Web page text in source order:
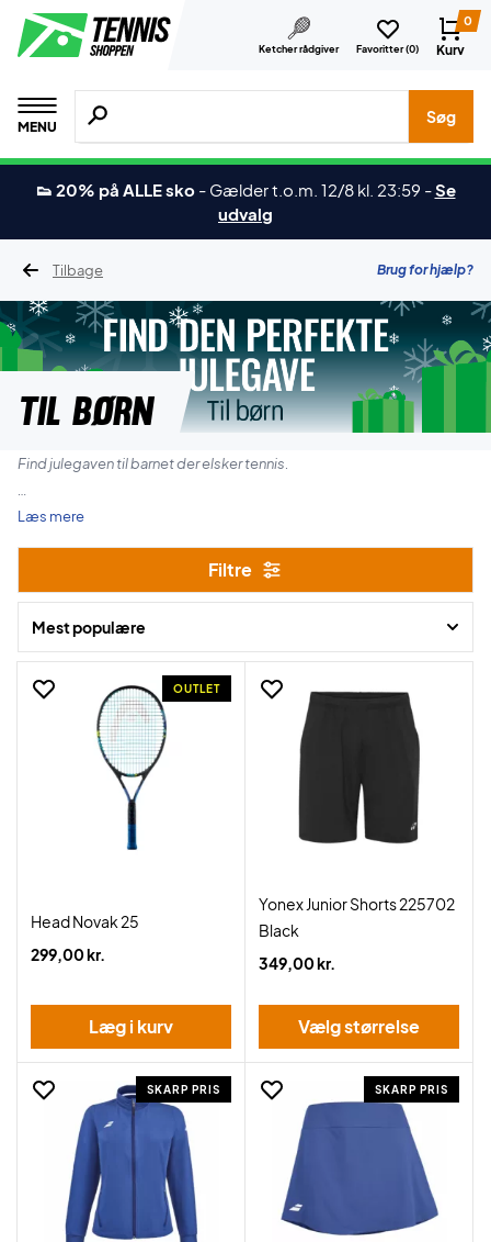
Ketcher rådgiver Favoritter (0)
0
Kurv
MENU
Søg efter produkter, mærker etc.
Søg
👟 20% på ALLE sko - Gælder t.o.m. 12/8 kl. 23:59 -Se
udvalg
Tilbage Brug for hjælp?
Til børn
Find julegaven til barnet der elsker tennis.
Vi pakker gerne din gave ind, ved tilkøb af gaveindpakning og du kan
Byt dine julegaver indtil d. 31. januar 2026.
Læs mere
Filtre
Mest populære
OUTLET
Head Novak 25
299,00 kr.
Læg i kurv
Yonex Junior Shorts 225702
Black
349,00 kr.
Vælg størrelse
SKARP PRIS SKARP PRIS